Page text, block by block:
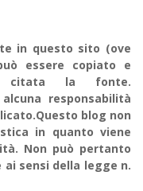
in questo sito (ove
essere copiato e
citata la fonte.
responsabilità
blog non
in quanto viene
Non può pertanto
sensi della legge n.